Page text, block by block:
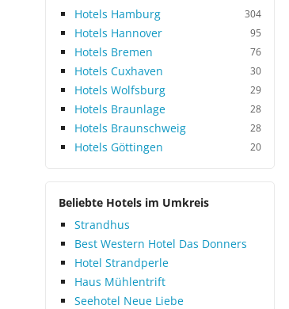
Hotels Hamburg 304
Hotels Hannover 95
Hotels Bremen 76
Hotels Cuxhaven 30
Hotels Wolfsburg 29
Hotels Braunlage 28
Hotels Braunschweig 28
Hotels Göttingen 20
Beliebte Hotels im Umkreis
Strandhus
Best Western Hotel Das Donners
Hotel Strandperle
Haus Mühlentrift
Seehotel Neue Liebe